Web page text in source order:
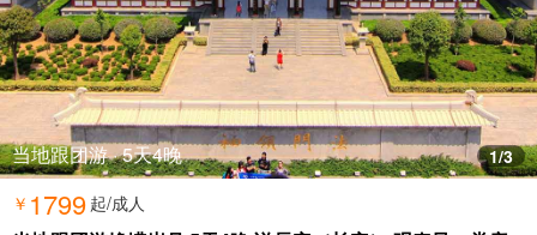
1/3
当地跟团游 · 5天4晚
￥ 1799 起/成人